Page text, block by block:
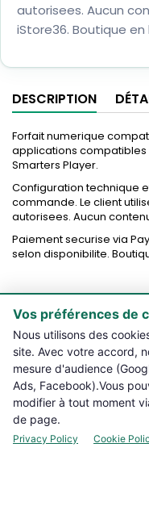
Vos préférences de
Nous utilisons des
site. Avec votre accord,
mesure d'audience
Ads, Facebook).Vous
modifier à tout moment
de page.
Privacy Policy Cookie
autorisees. Aucun
iStore36. Boutique
DESCRIPTION
Forfait numerique
applications compatibles
Smarters Player.
Configuration technique
commande. Le client
autorisees. Aucun
Paiement securise via
selon disponibilite.
PRODUITS
NOTRE BOUTIQUE
INFORMATIONS
VOTRE COMPTE